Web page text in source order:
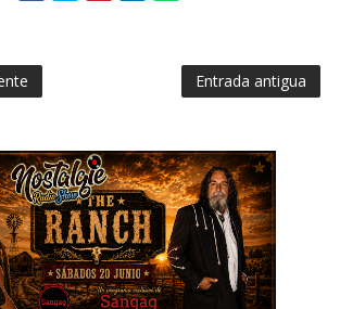
Entrada antigua